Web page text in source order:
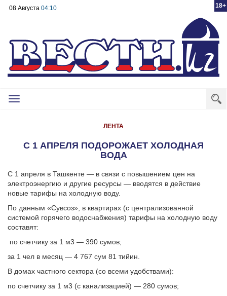
18+
08 Августа 04:10
Toggle
ЛЕНТА
С 1 АПРЕЛЯ ПОДОРОЖАЕТ ХОЛОДНАЯ
ВОДА
С 1 апреля в Ташкенте — в связи с повышением цен на
электроэнергию и другие ресурсы — вводятся в действие
новые тарифы на холодную воду.
По данным «Сувсоз», в квартирах (с централизованной
системой горячего водоснабжения) тарифы на холодную воду
составят:
по счетчику за 1 м3 — 390 сумов;
за 1 чел в месяц — 4 767 сум 81 тийин.
В домах частного сектора (со всеми удобствами):
по счетчику за 1 м3 (с канализацией) — 280 сумов;